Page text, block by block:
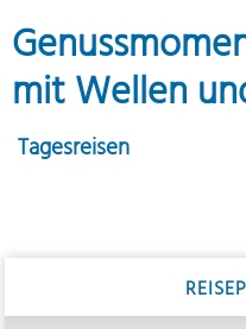
mit Wellen
Tagesreisen